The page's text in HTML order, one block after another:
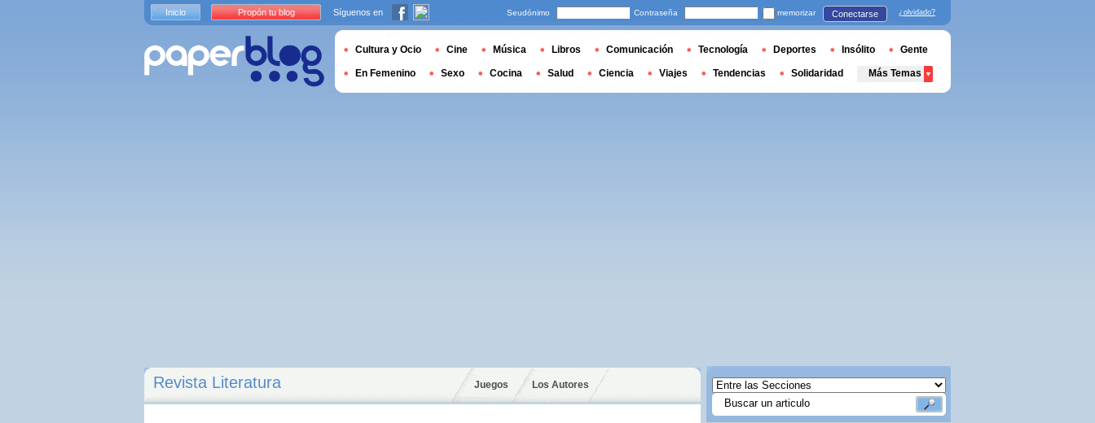
Revista Literatura Juegos Los Autores
Inicio Propón tu blog Síguenos en Seudónimo Contraseña memorizar Conectarse ¿olvidado?
Cultura y Ocio Cine Música Libros Comunicación Tecnología Deportes Insólito Gente
En Femenino Sexo Cocina Salud Ciencia Viajes Tendencias Solidaridad Más Temas